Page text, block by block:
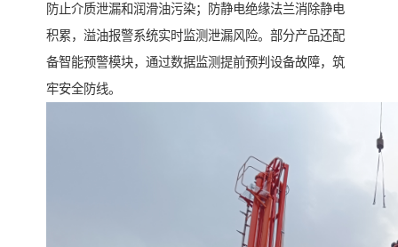
防止介质泄漏和润滑油污染；防静电绝缘法兰消除静电
积累，溢油报警系统实时监测泄漏风险。部分产品还配
备智能预警模块，通过数据监测提前预判设备故障，筑
牢安全防线。